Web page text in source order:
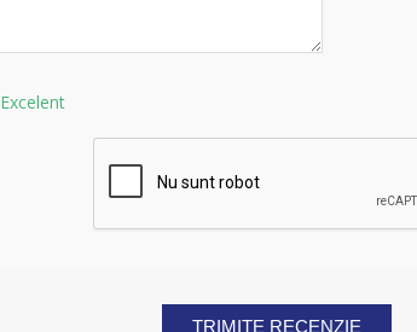
Excelent
TRIMITE RECENZIE